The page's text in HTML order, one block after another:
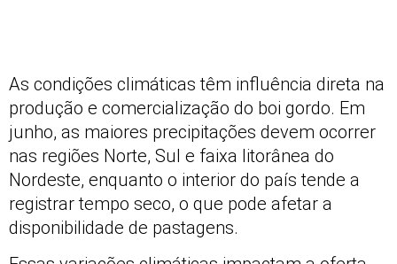
As condições climáticas têm influência direta na
produção e comercialização do boi gordo. Em
junho, as maiores precipitações devem ocorrer
nas regiões Norte, Sul e faixa litorânea do
Nordeste, enquanto o interior do país tende a
registrar tempo seco, o que pode afetar a
disponibilidade de pastagens.